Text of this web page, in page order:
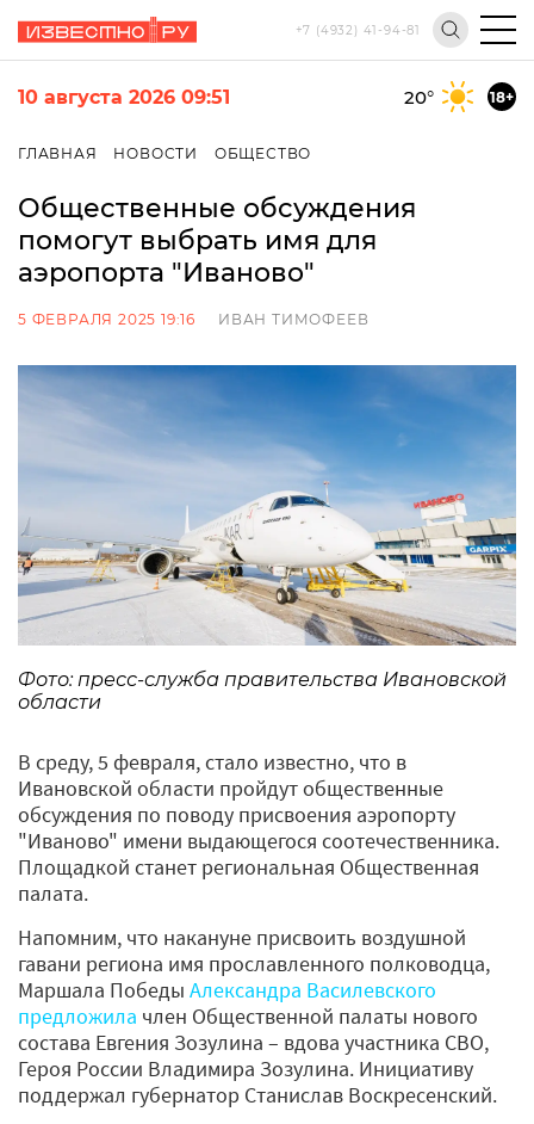
+7 (4932) 41-94-81
10 августа 2026 09:51 20° 18+
ГЛАВНАЯ НОВОСТИ ОБЩЕСТВО
Общественные обсуждения
помогут выбрать имя для
аэропорта "Иваново"
5 ФЕВРАЛЯ 2025 19:16 ИВАН ТИМОФЕЕВ
Фото: пресс-служба правительства Ивановской
области
В среду, 5 февраля, стало известно, что в
Ивановской области пройдут общественные
обсуждения по поводу присвоения аэропорту
"Иваново" имени выдающегося соотечественника.
Площадкой станет региональная Общественная
палата.
Напомним, что накануне присвоить воздушной
гавани региона имя прославленного полководца,
Маршала Победы Александра Василевского
предложила член Общественной палаты нового
состава Евгения Зозулина – вдова участника СВО,
Героя России Владимира Зозулина. Инициативу
поддержал губернатор Станислав Воскресенский.